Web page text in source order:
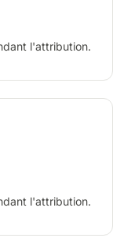
l'attribution.
l'attribution.